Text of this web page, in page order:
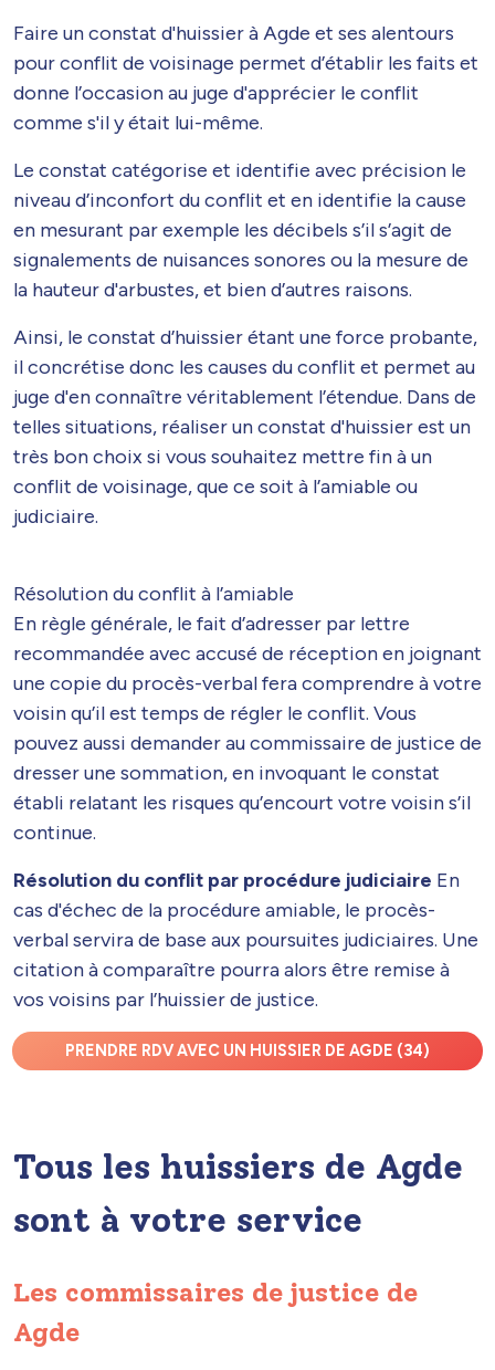
Faire un constat d'huissier à Agde et ses alentours
pour conflit de voisinage permet d’établir les faits et
donne l’occasion au juge d'apprécier le conflit
comme s'il y était lui-même.
Le constat catégorise et identifie avec précision le
niveau d’inconfort du conflit et en identifie la cause
en mesurant par exemple les décibels s’il s’agit de
signalements de nuisances sonores ou la mesure de
la hauteur d'arbustes, et bien d’autres raisons.
Ainsi, le constat d’huissier étant une force probante,
il concrétise donc les causes du conflit et permet au
juge d'en connaître véritablement l’étendue. Dans de
telles situations, réaliser un constat d'huissier est un
très bon choix si vous souhaitez mettre fin à un
conflit de voisinage, que ce soit à l’amiable ou
judiciaire.
Résolution du conflit à l’amiable
En règle générale, le fait d’adresser par lettre
recommandée avec accusé de réception en joignant
une copie du procès-verbal fera comprendre à votre
voisin qu’il est temps de régler le conflit. Vous
pouvez aussi demander au commissaire de justice de
dresser une sommation, en invoquant le constat
établi relatant les risques qu’encourt votre voisin s’il
continue.
Résolution du conflit par procédure judiciaire En
cas d'échec de la procédure amiable, le procès-
verbal servira de base aux poursuites judiciaires. Une
citation à comparaître pourra alors être remise à
vos voisins par l’huissier de justice.
PRENDRE RDV AVEC UN HUISSIER DE AGDE (34)
Tous les huissiers de Agde
sont à votre service
Les commissaires de justice de
Agde